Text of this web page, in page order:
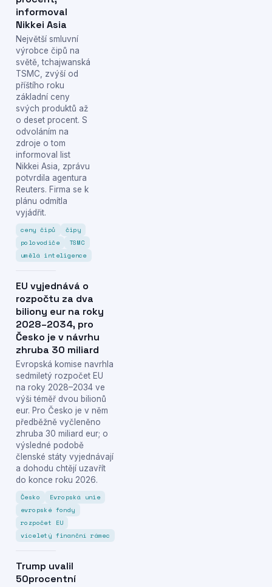
informoval
Nikkei Asia
Největší smluvní
výrobce čipů na
světě, tchajwanská
TSMC, zvýší od
příštího roku
základní ceny
svých produktů až
o deset procent. S
odvoláním na
zdroje o tom
informoval list
Nikkei Asia, zprávu
potvrdila agentura
Reuters. Firma se k
plánu odmítla
vyjádřit.
ceny čipů
čipy
polovodiče
TSMC
umělá inteligence
EU vyjednává o
rozpočtu za dva
biliony eur na roky
2028–2034, pro
Česko je v návrhu
zhruba 30 miliard
Evropská komise navrhla
sedmiletý rozpočet EU
na roky 2028–2034 ve
výši téměř dvou bilionů
eur. Pro Česko je v něm
předběžně vyčleněno
zhruba 30 miliard eur; o
výsledné podobě
členské státy vyjednávají
a dohodu chtějí uzavřít
do konce roku 2026.
Česko
Evropská unie
evropské fondy
rozpočet EU
víceletý finanční rámec
Trump uvalil
50procentní